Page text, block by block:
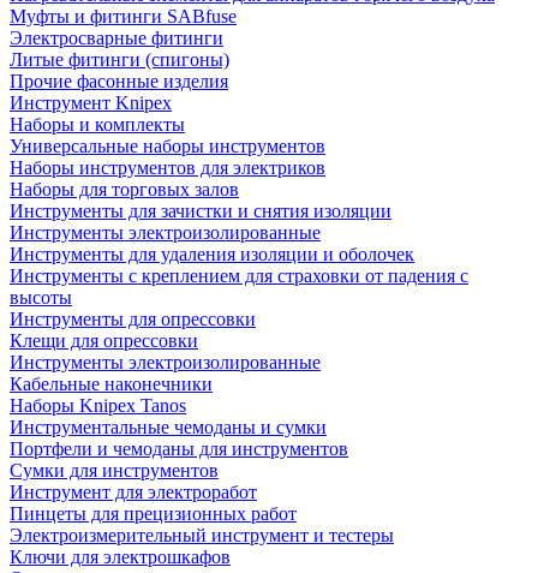
Муфты и фитинги SABfuse
Электросварные фитинги
Литые фитинги (спигоны)
Прочие фасонные изделия
Инструмент Knipex
Наборы и комплекты
Универсальные наборы инструментов
Наборы инструментов для электриков
Наборы для торговых залов
Инструменты для зачистки и снятия изоляции
Инструменты электроизолированные
Инструменты для удаления изоляции и оболочек
Инструменты с креплением для страховки от падения с
высоты
Инструменты для опрессовки
Клещи для опрессовки
Инструменты электроизолированные
Кабельные наконечники
Наборы Knipex Tanos
Инструментальные чемоданы и сумки
Портфели и чемоданы для инструментов
Сумки для инструментов
Инструмент для электроработ
Пинцеты для прецизионных работ
Электроизмерительный инструмент и тестеры
Ключи для электрошкафов